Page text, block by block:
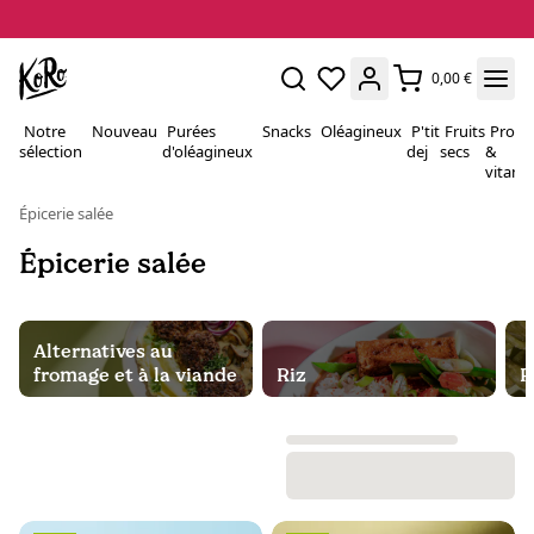
0,00 €
Notre
sélection
Nouveau Purées
d'oléagineux
Snacks Oléagineux P'tit
dej
Fruits
secs
&
Épicerie salée
Épicerie salée
Alternatives au
fromage et à la viande
Riz